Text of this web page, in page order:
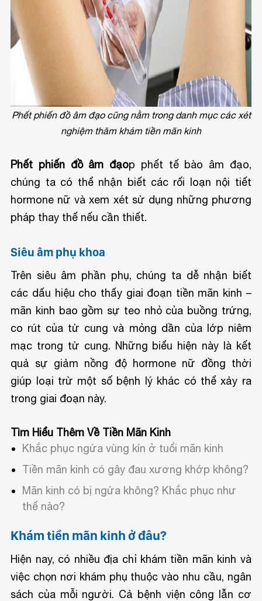
Phết phiến đồ âm đạo cũng nằm trong danh mục các xét
nghiệm thăm khám tiền mãn kinh
Phết phiến đồ âm đạop phết tế bào âm đạo,
chúng ta có thể nhận biết các rối loạn nội tiết
hormone nữ và xem xét sử dụng những phương
pháp thay thế nếu cần thiết.
Siêu âm phụ khoa
Trên siêu âm phần phụ, chúng ta dễ nhận biết
các dấu hiệu cho thấy giai đoạn tiền mãn kinh –
mãn kinh bao gồm sự teo nhỏ của buồng trứng,
co rút của tử cung và mỏng dần của lớp niêm
mạc trong tử cung. Những biểu hiện này là kết
quả sự giảm nồng độ hormone nữ đồng thời
giúp loại trừ một số bệnh lý khác có thể xảy ra
trong giai đoạn này.
Tìm Hiểu Thêm Về Tiền Mãn Kinh
Khắc phục ngứa vùng kín ở tuổi mãn kinh
Tiền mãn kinh có gây đau xương khớp không?
Mãn kinh có bị ngứa không? Khắc phục như
thế nào?
Khám tiền mãn kinh ở đâu?
Hiện nay, có nhiều địa chỉ khám tiền mãn kinh và
việc chọn nơi khám phụ thuộc vào nhu cầu, ngân
sách của mỗi người. Cả bệnh viện công lẫn cơ